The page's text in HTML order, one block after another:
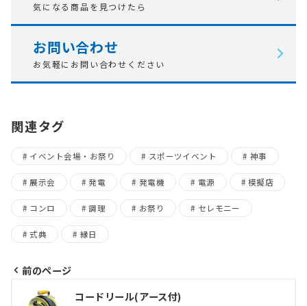
気になる商品を見つけたら
お問い合わせ
お気軽にお問い合わせください
関連タグ
イベント会場・お祭り スポーツイベント 神事
展示会 発電 発電機 電源 模擬店
コンロ 調理 お祭り セレモニー
式典 縁日
前のページ
コードリール(アース付)